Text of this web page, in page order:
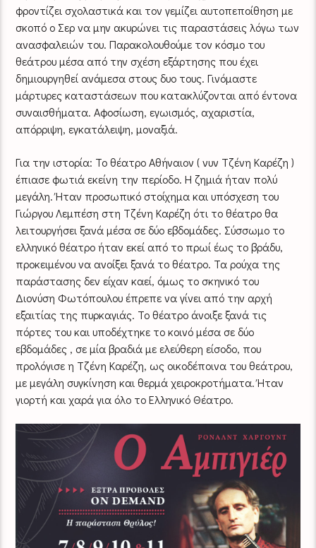
φροντίζει σχολαστικά και τον γεμίζει αυτοπεποίθηση με
σκοπό ο Σερ να μην ακυρώνει τις παραστάσεις λόγω των
ανασφαλειών του. Παρακολουθούμε τον κόσμο του
θεάτρου μέσα από την σχέση εξάρτησης που έχει
δημιουργηθεί ανάμεσα στους δυο τους. Γινόμαστε
μάρτυρες καταστάσεων που κατακλύζονται από έντονα
συναισθήματα. Αφοσίωση, εγωισμός, αχαριστία,
απόρριψη, εγκατάλειψη, μοναξιά.
Για την ιστορία: Το θέατρο Αθήναιον ( νυν Τζένη Καρέζη )
έπιασε φωτιά εκείνη την περίοδο. Η ζημιά ήταν πολύ
μεγάλη. Ήταν προσωπικό στοίχημα και υπόσχεση του
Γιώργου Λεμπέση στη Τζένη Καρέζη ότι το θέατρο θα
λειτουργήσει ξανά μέσα σε δύο εβδομάδες. Σύσσωμο το
ελληνικό θέατρο ήταν εκεί από το πρωί έως το βράδυ,
προκειμένου να ανοίξει ξανά το θέατρο. Τα ρούχα της
παράστασης δεν είχαν καεί, όμως το σκηνικό του
Διονύση Φωτόπουλου έπρεπε να γίνει από την αρχή
εξαιτίας της πυρκαγιάς. Το θέατρο άνοιξε ξανά τις
πόρτες του και υποδέχτηκε το κοινό μέσα σε δύο
εβδομάδες , σε μία βραδιά με ελεύθερη είσοδο, που
προλόγισε η Τζένη Καρέζη, ως οικοδέποινα του θεάτρου,
με μεγάλη συγκίνηση και θερμά χειροκροτήματα. Ήταν
γιορτή και χαρά για όλο το Ελληνικό Θέατρο.